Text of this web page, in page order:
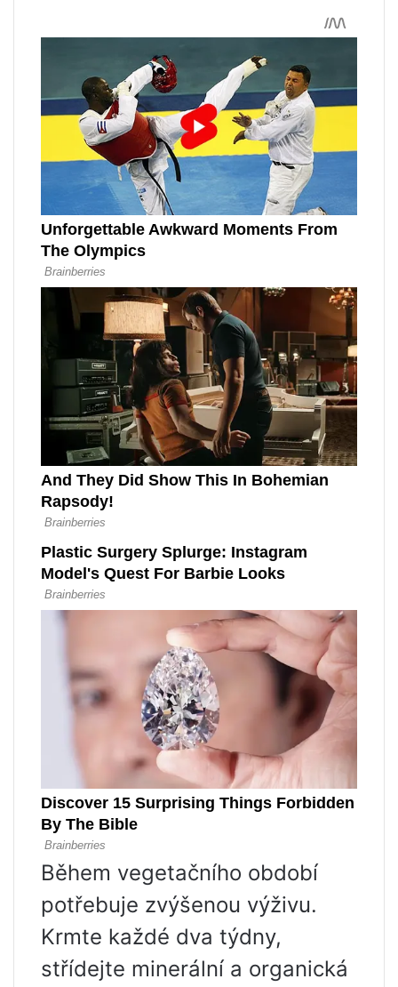
Během vegetačního období
potřebuje zvýšenou výživu.
Krmte každé dva týdny,
střídejte minerální a organická